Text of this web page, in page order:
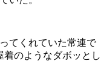
てくれていた常連で
のようなダボッとし